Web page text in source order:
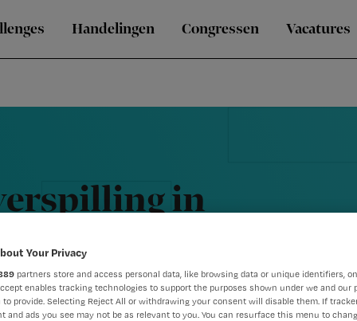
Handelingen Congressen Vacatures
in
Your Privacy
partners store and access personal data, like browsing data or unique identifiers,
enables tracking technologies to support the purposes shown under we and our
to provide. Selecting Reject All or withdrawing your consent will disable them. If
and ads you see may not be as relevant to you. You can resurface this menu to